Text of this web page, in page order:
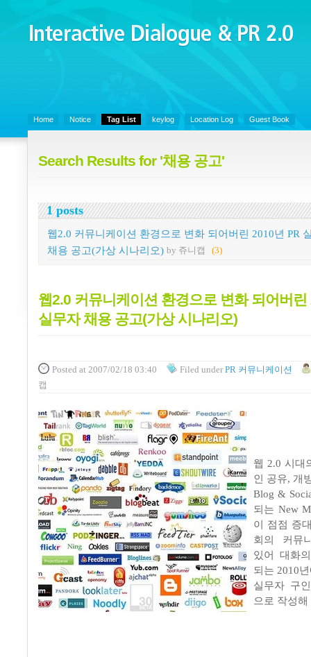
Interactive Dialogue &
PR 2.0
Home Notice Tag List keylog Location Log Guest Book
Search Results for '채용 공고'
1 posts
웹2.0 커뮤니케이션 환경으로 변화 되어버린 2010년 PR
채용 공고(가상 시나리오) by 쥬니캡 (3)
웹2.0 커뮤니케이션 환경으로 변화 되어버린
실무자 채용 공고(가상 시나리오)
Posted at 2007/02/18 03:40 Filed under PR 커뮤니케이션
캡
웹 2.0 시대
인 공유, 개
Blog &
되는 New
이 점점 증
회의 커뮤
있어 대화
되는 2010
실무자 구
으로 작성